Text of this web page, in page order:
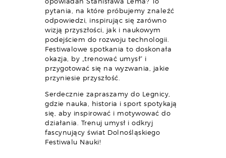
pytania, na które próbujemy znaleźć
odpowiedzi, inspirując się zarówno
wizją przyszłości, jak i naukowym
podejściem do rozwoju technologii.
Festiwalowe spotkania to doskonała
okazja, by „trenować umysł” i
przygotować się na wyzwania, jakie
przyniesie przyszłość.
Serdecznie zapraszamy do Legnicy,
gdzie nauka, historia i sport spotykają
się, aby inspirować i motywować do
działania. Trenuj umysł i odkryj
fascynujący świat Dolnośląskiego
Festiwalu Nauki!